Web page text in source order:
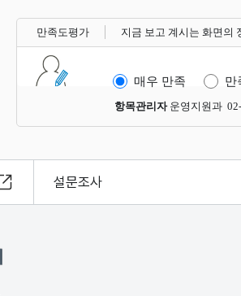
만족도평가 지금 보고 계시는 화면의
매우 만족 만
항목관리자운영지원과
설문조사